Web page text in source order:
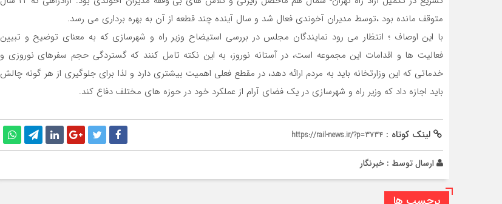
متوقف مانده بود ،توسط مدیران آخوندی فعال شد و سال آینده چند قطعه از آن به بهره برداری می رسد.
با این اوصاف ؛ انتظار می رود نمایندگان مجلس در بررسی استیضاح وزیر راه و شهرسازی که به معنای توضیح و تبیین
فعالیت ها و اقدامات این مجموعه است، در آستانه نوروز، به این نکته تامل کنند که گستردگی حجم سفرهای نوروزی و
خدماتی که این وزارتخانه باید به مردم ارائه دهد، در مقطع فعلی اهمیت بیشتری دارد و لذا برای جلوگیری از هر گونه چالش
باید اجازه داد که وزیر راه و شهرسازی در یک فضای آرام از عملکرد خود در حوزه های مختلف دفاع کند.
لینک کوتاه : https://rail-news.ir/?p=3734
ارسال توسط : خبرنگار